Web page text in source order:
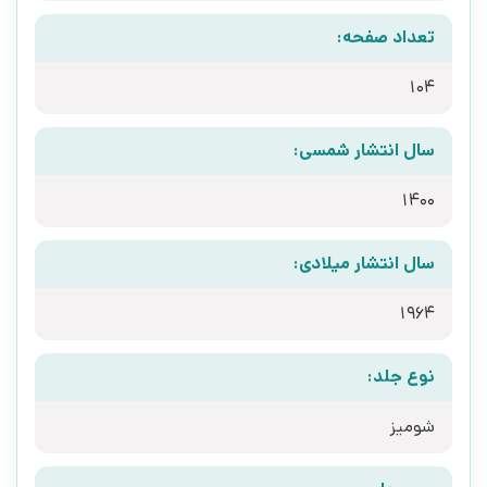
تعداد صفحه:
104
سال انتشار شمسی:
1400
سال انتشار میلادی:
1964
نوع جلد:
شومیز